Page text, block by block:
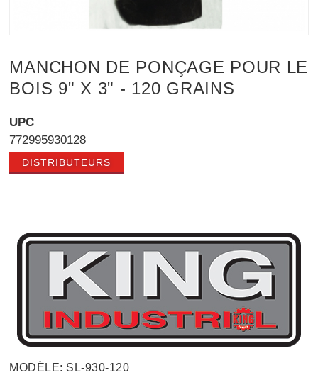
MANCHON DE PONÇAGE POUR LE
BOIS 9" X 3" - 120 GRAINS
UPC
772995930128
DISTRIBUTEURS
MODÈLE: SL-930-120